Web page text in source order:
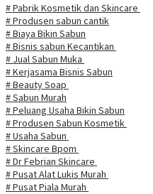
# Pabrik Kosmetik dan Skincare
# Produsen sabun cantik
# Biaya Bikin Sabun
# Bisnis sabun Kecantikan
# Jual Sabun Muka
# Kerjasama Bisnis Sabun
# Beauty Soap
# Sabun Murah
# Peluang Usaha Bikin Sabun
# Produsen Sabun Kosmetik
# Usaha Sabun
# Skincare Bpom
# Dr Febrian Skincare
# Pusat Alat Lukis Murah
# Pusat Piala Murah